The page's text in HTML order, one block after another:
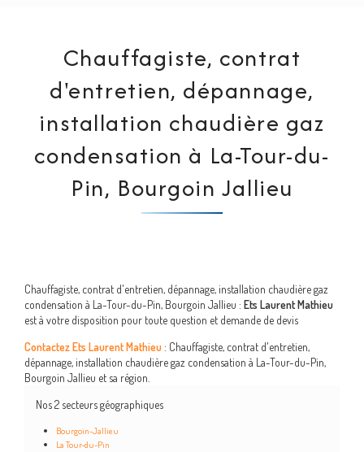
Chauffagiste, contrat
d'entretien, dépannage,
installation chaudière gaz
condensation à La-Tour-du-
Pin, Bourgoin Jallieu
Chauffagiste, contrat d'entretien, dépannage, installation chaudière gaz
condensation à La-Tour-du-Pin, Bourgoin Jallieu : Ets Laurent Mathieu
est à votre disposition pour toute question et demande de devis
Contactez Ets Laurent Mathieu : Chauffagiste, contrat d'entretien,
dépannage, installation chaudière gaz condensation à La-Tour-du-Pin,
Bourgoin Jallieu et sa région.
Nos 2 secteurs géographiques
Bourgoin-Jallieu
La Tour-du-Pin